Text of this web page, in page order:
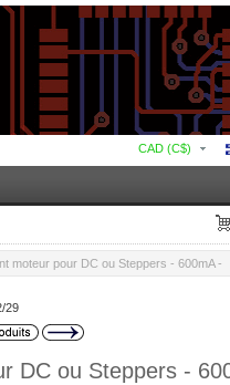
CAD (C$)
moteur pour DC ou Steppers - 600mA -
29
DC ou Steppers -